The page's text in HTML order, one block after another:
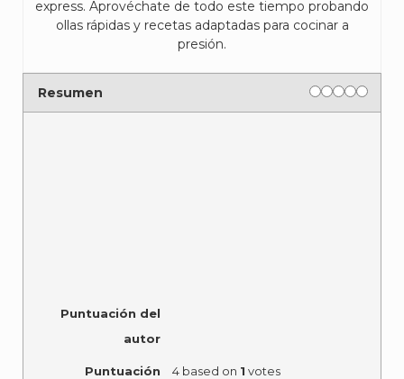
express. Aprovéchate de todo este tiempo probando
ollas rápidas y recetas adaptadas para cocinar a
presión.
Resumen Rating
1 star
2 stars
3 stars
4 stars
5
Puntuación del
autor
Puntuación 4based on 1 votes